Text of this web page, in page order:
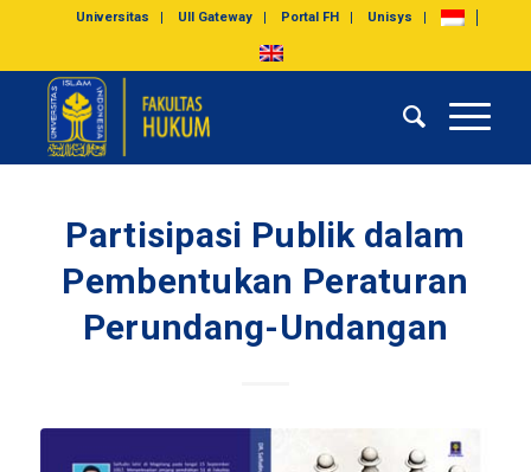
Universitas UII Gateway Portal FH Unisys
Partisipasi Publik dalam
Pembentukan Peraturan
Perundang-Undangan